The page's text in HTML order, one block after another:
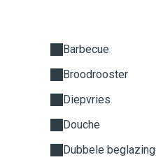
Barbecue
Broodrooster
Diepvries
Douche
Dubbele beglazing